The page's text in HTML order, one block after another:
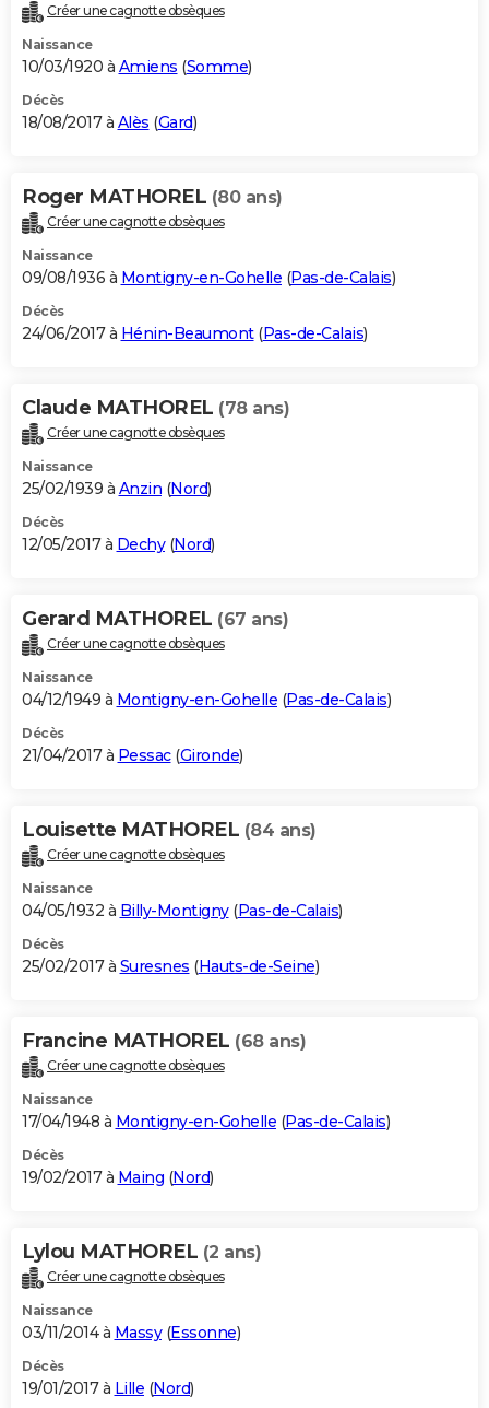
Créer une cagnotte obsèques
Naissance
10/03/1920 à Amiens (Somme)
Décès
18/08/2017 à Alès (Gard)
Roger MATHOREL (80 ans)
Créer une cagnotte obsèques
Naissance
09/08/1936 à Montigny-en-Gohelle (Pas-de-Calais)
Décès
24/06/2017 à Hénin-Beaumont(Pas-de-Calais)
Claude MATHOREL (78 ans)
Créer une cagnotte obsèques
Naissance
25/02/1939 à Anzin (Nord)
Décès
12/05/2017 à Dechy(Nord)
Gerard MATHOREL (67 ans)
Créer une cagnotte obsèques
Naissance
04/12/1949 à Montigny-en-Gohelle (Pas-de-Calais)
Décès
21/04/2017 à Pessac(Gironde)
Louisette MATHOREL (84 ans)
Créer une cagnotte obsèques
Naissance
04/05/1932 à Billy-Montigny(Pas-de-Calais)
Décès
25/02/2017 à Suresnes (Hauts-de-Seine)
Francine MATHOREL (68 ans)
Créer une cagnotte obsèques
Naissance
17/04/1948 à Montigny-en-Gohelle (Pas-de-Calais)
Décès
19/02/2017 à Maing (Nord)
Lylou MATHOREL (2 ans)
Créer une cagnotte obsèques
Naissance
03/11/2014 à Massy(Essonne)
Décès
19/01/2017 à Lille (Nord)